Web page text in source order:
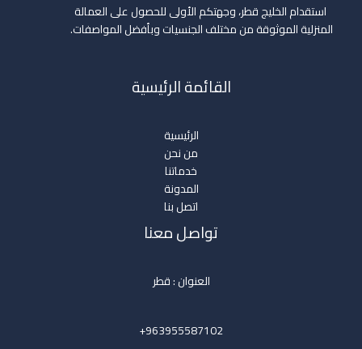
استقدام الخليج قطر، وجهتكم الأولى للحصول على العمالة
المنزلية الموثوقة من مختلف الجنسيات وبأفضل المواصفات.
القائمة الرئيسية
الرئيسية
من نحن
خدماتنا
المدونة
اتصل بنا
تواصل معنا
العنوان : قطر
963955587102+